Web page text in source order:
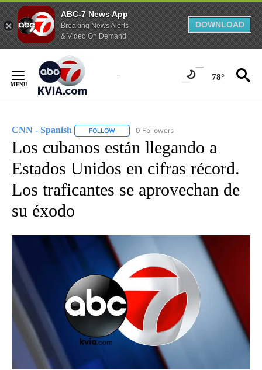
ABC-7 News App
Breaking News Alerts
& Video On Demand
DOWNLOAD
Content
78°
CNN - Spanish FOLLOW FOLLOW "CNN - SPANISH" TO RECEIVE
0 Followers
Los cubanos están llegando a
Estados Unidos en cifras récord.
Los traficantes se aprovechan de
su éxodo